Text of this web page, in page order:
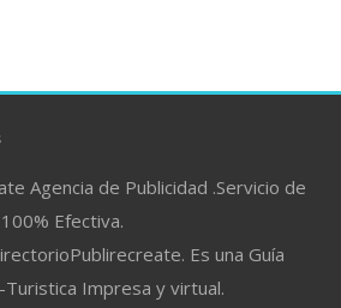
Agencia de Publicidad .Servicio de
Efectiva.
Es una Guía
Turistica Impresa y virtual.